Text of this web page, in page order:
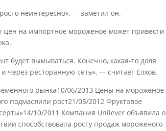
неинтересно», — заметил он.
на импортное мороженое может привести
будет вымываться. Конечно, какая-то доля
через ресторанную сеть», — считает Елхов.
рынка10/06/2013 Цены на мороженое
подмаслили рост21/05/2012 Фруктовое
10/2011 Компания Unilever объявила о
способствовала росту продаж мороженого